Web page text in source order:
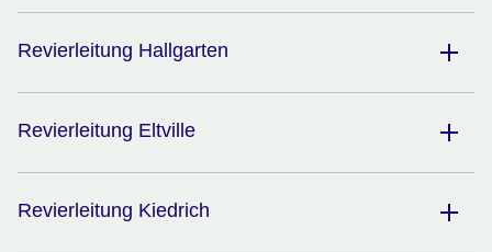
Revierleitung Hallgarten
Revierleitung Eltville
Revierleitung Kiedrich